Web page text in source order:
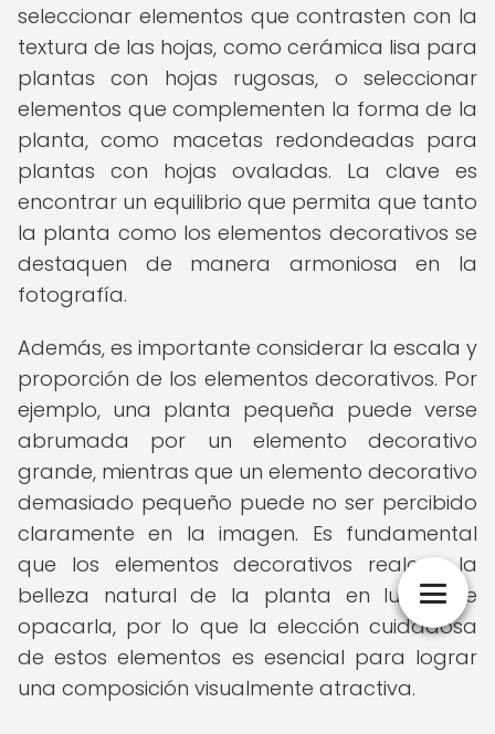
seleccionar elementos que contrasten con la
textura de las hojas, como cerámica lisa para
plantas con hojas rugosas, o seleccionar
elementos que complementen la forma de la
planta, como macetas redondeadas para
plantas con hojas ovaladas. La clave es
encontrar un equilibrio que permita que tanto
la planta como los elementos decorativos se
destaquen de manera armoniosa en la
fotografía.
Además, es importante considerar la escala y
proporción de los elementos decorativos. Por
ejemplo, una planta pequeña puede verse
abrumada por un elemento decorativo
grande, mientras que un elemento decorativo
demasiado pequeño puede no ser percibido
claramente en la imagen. Es fundamental
que los elementos decorativos realcen la
belleza natural de la planta en lugar de
opacarla, por lo que la elección cuidadosa
de estos elementos es esencial para lograr
una composición visualmente atractiva.